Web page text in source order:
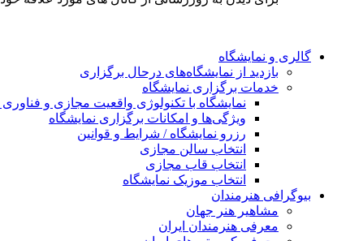
گالری و نمایشگاه
بازدید از نمایشگاه‌های درحال برگزاری
خدمات برگزاری نمایشگاه
نمایشگاه با تکنولوژی واقعیت مجازی و
ویژگی‌ها و امکانات برگزاری نمایشگاه
رزرو نمایشگاه / شرایط و قوانین
انتخاب سالن مجازی
انتخاب قاب مجازی
انتخاب موزیک نمایشگاه
بیوگرافی هنرمندان
مشاهیر هنر جهان
معرفی هنرمندان ایران